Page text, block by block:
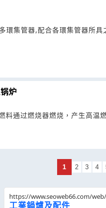
環集管器,配合各環集管器所
炉
料通过燃烧器燃烧，产生高温
1 2 3 4
https://www.seoweb66.com/
工業鍋爐及配件